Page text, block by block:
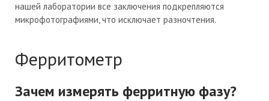
нашей лаборатории все заключения подкрепляются
микрофотографиями, что исключает разночтения.
Ферритометр
Зачем измерять ферритную фазу?